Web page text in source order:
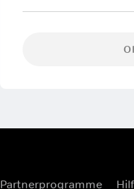
Partnerprogramme